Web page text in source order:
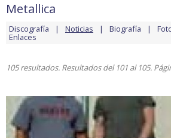
Metallica
Discografía Noticias Biografía
Enlaces
105 resultados. Resultados del 101 al 105.